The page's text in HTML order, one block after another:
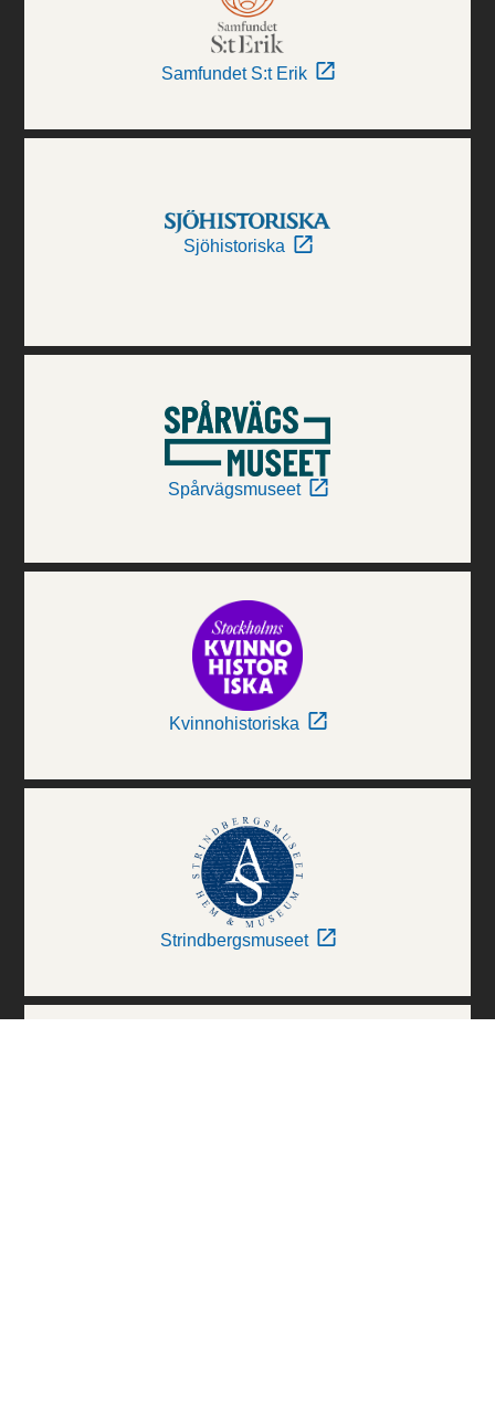
Samfundet S:t Erik
Sjöhistoriska
Spårvägsmuseet
Kvinnohistoriska
Strindbergsmuseet